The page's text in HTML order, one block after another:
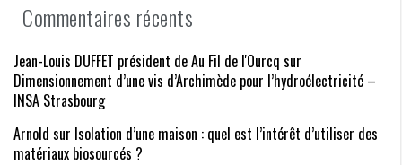
Commentaires récents
Jean-Louis DUFFET président de Au Fil de l'Ourcq sur
Dimensionnement d’une vis d’Archimède pour l’hydroélectricité –
INSA Strasbourg
Arnold sur Isolation d’une maison : quel est l’intérêt d’utiliser des
matériaux biosourcés ?